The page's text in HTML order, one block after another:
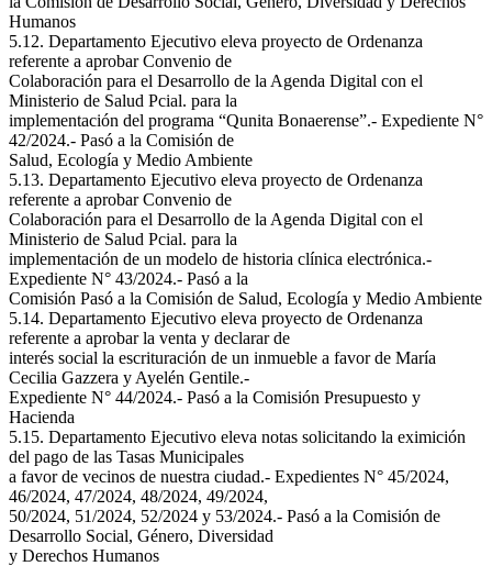
Humanos
5.12. Departamento Ejecutivo eleva proyecto de Ordenanza
referente a aprobar Convenio de
Colaboración para el Desarrollo de la Agenda Digital con el
Ministerio de Salud Pcial. para la
implementación del programa “Qunita Bonaerense”.- Expediente N°
42/2024.- Pasó a la Comisión de
Salud, Ecología y Medio Ambiente
5.13. Departamento Ejecutivo eleva proyecto de Ordenanza
referente a aprobar Convenio de
Colaboración para el Desarrollo de la Agenda Digital con el
Ministerio de Salud Pcial. para la
implementación de un modelo de historia clínica electrónica.-
Expediente N° 43/2024.- Pasó a la
Comisión Pasó a la Comisión de Salud, Ecología y Medio Ambiente
5.14. Departamento Ejecutivo eleva proyecto de Ordenanza
referente a aprobar la venta y declarar de
interés social la escrituración de un inmueble a favor de María
Cecilia Gazzera y Ayelén Gentile.-
Expediente N° 44/2024.- Pasó a la Comisión Presupuesto y
Hacienda
5.15. Departamento Ejecutivo eleva notas solicitando la eximición
del pago de las Tasas Municipales
a favor de vecinos de nuestra ciudad.- Expedientes N° 45/2024,
46/2024, 47/2024, 48/2024, 49/2024,
50/2024, 51/2024, 52/2024 y 53/2024.- Pasó a la Comisión de
Desarrollo Social, Género, Diversidad
y Derechos Humanos